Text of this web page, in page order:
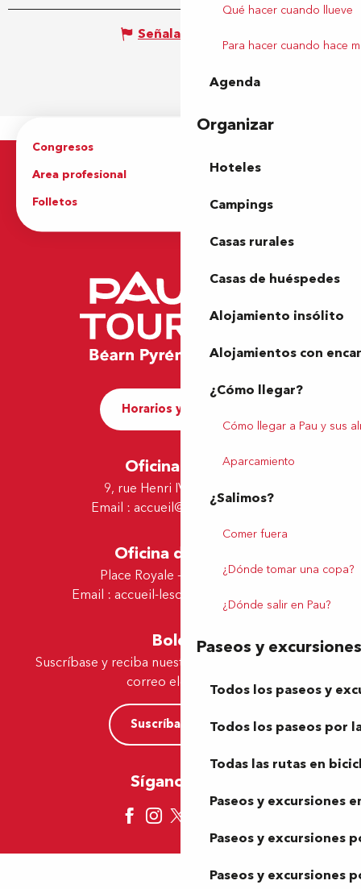
Qué hacer cuando llueve
Para hacer cuando hace
Agenda
Organizar
Hoteles
Campings
Casas rurales
Casas de huéspedes
Alojamiento insólito
Alojamientos con
¿Cómo llegar?
Cómo llegar a Pau y sus
Aparcamiento
¿Salimos?
Comer fuera
¿Dónde tomar una copa?
¿Dónde salir en Pau?
Paseos y excursiones
Todos los paseos y
Todos los paseos por
Todas las rutas en
Paseos y excursiones
Paseos y excursiones
Paseos y excursiones
Señalar un error
Congresos
Area profesional
Prensa
Folletos
Oficina de Turismo
Horarios y contacto
Oficina de Pau
9, rue Henri IV - 64000 Pau
Email : accueil@tourismepau.fr
Oficina de Lescar
Place Royale - 64230 Lescar
Email : accueil-lescar@tourismepau.fr
Boletín
Suscríbase y reciba nuestras ofertas y noticias por
correo electrónico
Suscríbase ahora
Síganos aquí